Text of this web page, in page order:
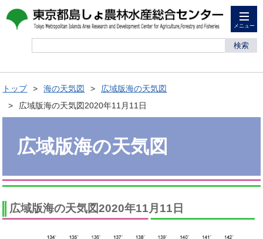
メニュー
検索
トップ 海の天気図
広域版海の天気図
広域版海の天気図2020年11月11日
広域版海の天気図
広域版海の天気図2020年11月11日